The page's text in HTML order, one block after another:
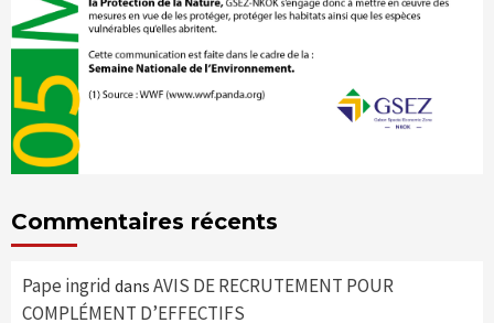
Commentaires récents
Pape ingrid dans AVIS DE RECRUTEMENT POUR
COMPLÉMENT D’EFFECTIFS